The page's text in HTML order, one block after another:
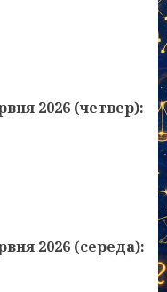
2026 (четвер):
2026 (середа):